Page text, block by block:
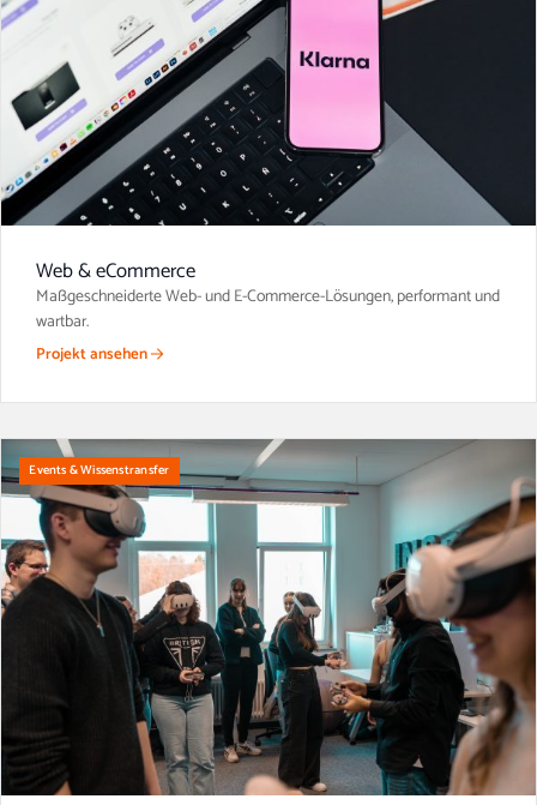
Web & eCommerce
Maßgeschneiderte Web- und E-Commerce-Lösungen, performant und
wartbar.
Projekt ansehen
Events & Wissenstransfer